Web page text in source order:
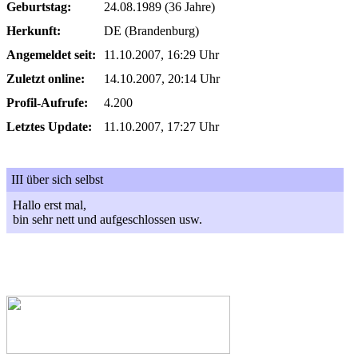
Geburtstag:
24.08.1989 (36 Jahre)
Herkunft:
DE (Brandenburg)
Angemeldet seit:
11.10.2007, 16:29 Uhr
Zuletzt online:
14.10.2007, 20:14 Uhr
Profil-Aufrufe:
4.200
Letztes Update:
11.10.2007, 17:27 Uhr
III über sich selbst
Hallo erst mal,
bin sehr nett und aufgeschlossen usw.